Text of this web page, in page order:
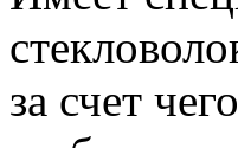
за счет